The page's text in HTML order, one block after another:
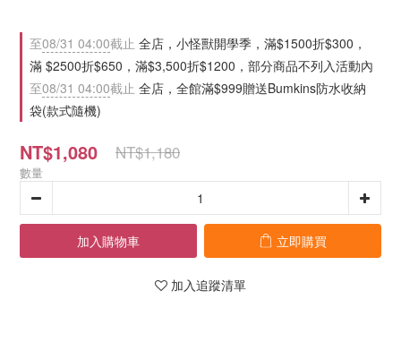
至08/31 04:00截止 全店，小怪獸開學季，滿$1500折$300，
滿 $2500折$650，滿$3,500折$1200，部分商品不列入活動內
至08/31 04:00截止 全店，全館滿$999贈送Bumkins防水收納
袋(款式隨機)
NT$1,080 NT$1,180
數量
加入購物車 立即購買
加入追蹤清單